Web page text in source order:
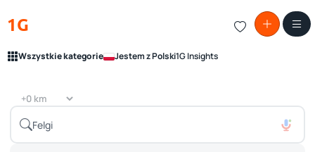
1G
Wszystkie kategorie Jestem z Polski1G Insights